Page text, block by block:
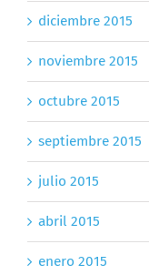
diciembre 2015
noviembre 2015
octubre 2015
septiembre 2015
julio 2015
abril 2015
enero 2015